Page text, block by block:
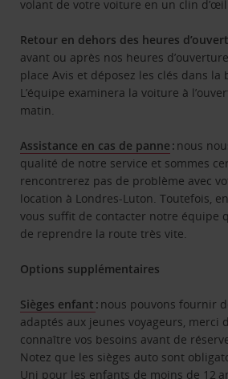
volant de votre voiture en un clin d’œil.
Retour en dehors des heures
avant ou après nos heures
place Avis et déposez les clés dans la
L’équipe examinera la voiture à
matin.
Assistance en cas de panne : nous
qualité de notre service et sommes
rencontrerez pas de problème avec
location à Londres-Luton. Toutefois,
vous suffit de contacter notre équipe
de reprendre la route très vite.
Options supplémentaires
Sièges enfant : nous pouvons fournir
adaptés aux jeunes voyageurs, merci
connaître vos besoins avant de
Notez que les sièges auto sont
Uni pour les enfants de moins de 12